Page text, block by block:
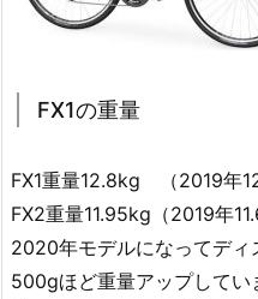
FX1の重量
FX1重量12.8kg （2019年
FX2重量11.95kg（2019年
2020年モデルになってデ
500gほど重量アップしてい